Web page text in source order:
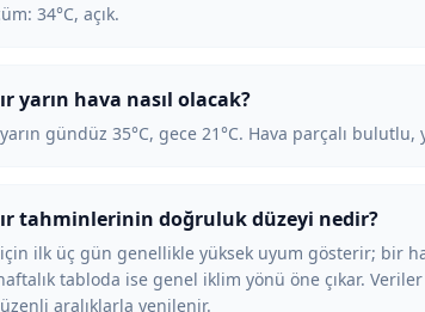
34°C, açık.
yarın hava nasıl olacak?
gündüz 35°C, gece 21°C. Hava parçalı bulutlu,
tahminlerinin doğruluk düzeyi nedir?
için ilk üç gün genellikle yüksek uyum gösterir; bir
tabloda ise genel iklim yönü öne çıkar.
aralıklarla yenilenir.